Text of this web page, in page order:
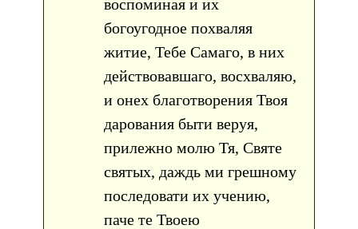
воспоминая и их
богоугодное похваляя
житие, Тебе Самаго, в них
действовавшаго, восхваляю,
и онех благотворения Твоя
дарования быти веруя,
прилежно молю Тя, Святе
святых, даждь ми грешному
последовати их учению,
паче те Твоею